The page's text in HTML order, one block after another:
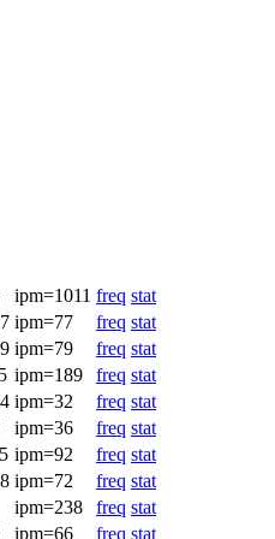
ipm=1011 freq stat
ipm=77 freq stat
ipm=79 freq stat
ipm=189 freq stat
ipm=32 freq stat
ipm=36 freq stat
ipm=92 freq stat
ipm=72 freq stat
ipm=238 freq stat
ipm=66 freq stat